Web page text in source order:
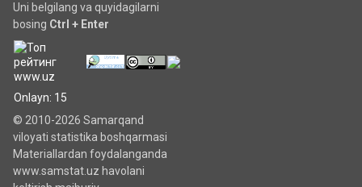
Uni belgilang va quyidagilarni
bosing Ctrl + Enter
Onlayn: 15
© 2010-2026 Samarqand
viloyati statistika boshqarmasi
Materiallardan foydalanganda
www.samstat.uz havolani